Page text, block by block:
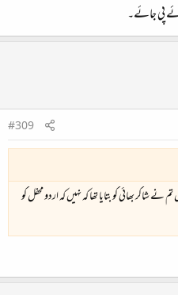
پی جائے۔
#309
نے شاکر بھائی کو بتایا تھا کہ نہیں کہ اردو محفل کو